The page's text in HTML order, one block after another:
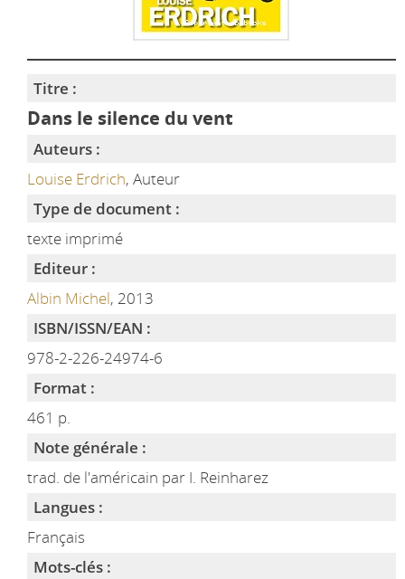
Titre :
Dans le silence du vent
Auteurs :
Louise Erdrich, Auteur
Type de document :
texte imprimé
Editeur :
Albin Michel, 2013
ISBN/ISSN/EAN :
978-2-226-24974-6
Format :
461 p.
Note générale :
trad. de l'américain par I. Reinharez
Langues :
Français
Mots-clés :